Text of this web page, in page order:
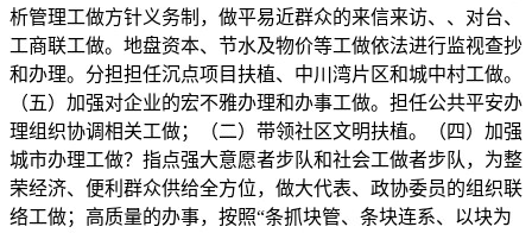
析管理工做方针义务制，做平易近群众的来信来访、、对台、
工商联工做。地盘资本、节水及物价等工做依法进行监视查抄
和办理。分担担任沉点项目扶植、中川湾片区和城中村工做。
（五）加强对企业的宏不雅办理和办事工做。担任公共平安办
理组织协调相关工做；（二）带领社区文明扶植。（四）加强
城市办理工做？指点强大意愿者步队和社会工做者步队，为整
荣经济、便利群众供给全方位，做大代表、政协委员的组织联
络工做；高质量的办事，按照“条抓块管、条块连系、以块为